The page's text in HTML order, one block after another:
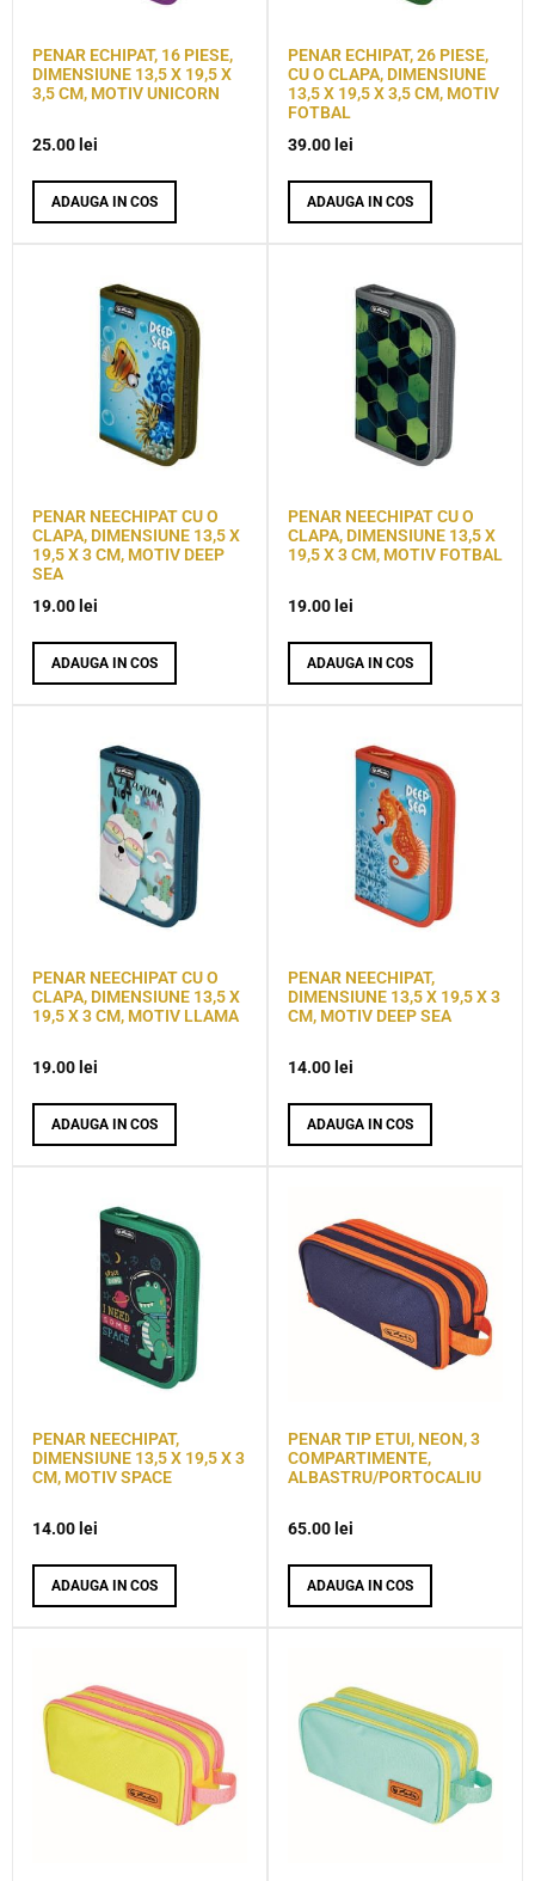
PENAR ECHIPAT, 16 PIESE,
DIMENSIUNE 13,5 X 19,5 X
3,5 CM, MOTIV UNICORN
25.00 lei
ADAUGA IN COS
PENAR ECHIPAT, 26 PIESE,
CU O CLAPA, DIMENSIUNE
13,5 X 19,5 X 3,5 CM, MOTIV
FOTBAL
39.00 lei
ADAUGA IN COS
PENAR NEECHIPAT CU O
CLAPA, DIMENSIUNE 13,5 X
19,5 X 3 CM, MOTIV DEEP
SEA
19.00 lei
ADAUGA IN COS
PENAR NEECHIPAT CU O
CLAPA, DIMENSIUNE 13,5 X
19,5 X 3 CM, MOTIV FOTBAL
19.00 lei
ADAUGA IN COS
PENAR NEECHIPAT CU O
CLAPA, DIMENSIUNE 13,5 X
19,5 X 3 CM, MOTIV LLAMA
19.00 lei
ADAUGA IN COS
PENAR NEECHIPAT,
DIMENSIUNE 13,5 X 19,5 X 3
CM, MOTIV DEEP SEA
14.00 lei
ADAUGA IN COS
PENAR NEECHIPAT,
DIMENSIUNE 13,5 X 19,5 X 3
CM, MOTIV SPACE
14.00 lei
ADAUGA IN COS
PENAR TIP ETUI, NEON, 3
COMPARTIMENTE,
ALBASTRU/PORTOCALIU
65.00 lei
ADAUGA IN COS